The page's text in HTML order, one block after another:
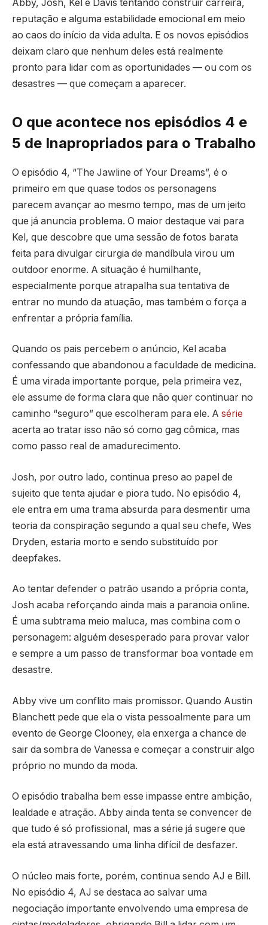
Abby, Josh, Kel e Davis tentando construir carreira,
reputação e alguma estabilidade emocional em meio
ao caos do início da vida adulta. E os novos episódios
deixam claro que nenhum deles está realmente
pronto para lidar com as oportunidades — ou com os
desastres — que começam a aparecer.
O que acontece nos episódios 4 e
5 de Inapropriados para o Trabalho
O episódio 4, “The Jawline of Your Dreams”, é o
primeiro em que quase todos os personagens
parecem avançar ao mesmo tempo, mas de um jeito
que já anuncia problema. O maior destaque vai para
Kel, que descobre que uma sessão de fotos barata
feita para divulgar cirurgia de mandíbula virou um
outdoor enorme. A situação é humilhante,
especialmente porque atrapalha sua tentativa de
entrar no mundo da atuação, mas também o força a
enfrentar a própria família.
Quando os pais percebem o anúncio, Kel acaba
confessando que abandonou a faculdade de medicina.
É uma virada importante porque, pela primeira vez,
ele assume de forma clara que não quer continuar no
caminho “seguro” que escolheram para ele. A série
acerta ao tratar isso não só como gag cômica, mas
como passo real de amadurecimento.
Josh, por outro lado, continua preso ao papel de
sujeito que tenta ajudar e piora tudo. No episódio 4,
ele entra em uma trama absurda para desmentir uma
teoria da conspiração segundo a qual seu chefe, Wes
Dryden, estaria morto e sendo substituído por
deepfakes.
Ao tentar defender o patrão usando a própria conta,
Josh acaba reforçando ainda mais a paranoia online.
É uma subtrama meio maluca, mas combina com o
personagem: alguém desesperado para provar valor
e sempre a um passo de transformar boa vontade em
desastre.
Abby vive um conflito mais promissor. Quando Austin
Blanchett pede que ela o vista pessoalmente para um
evento de George Clooney, ela enxerga a chance de
sair da sombra de Vanessa e começar a construir algo
próprio no mundo da moda.
O episódio trabalha bem esse impasse entre ambição,
lealdade e atração. Abby ainda tenta se convencer de
que tudo é só profissional, mas a série já sugere que
ela está atravessando uma linha difícil de desfazer.
O núcleo mais forte, porém, continua sendo AJ e Bill.
No episódio 4, AJ se destaca ao salvar uma
negociação importante envolvendo uma empresa de